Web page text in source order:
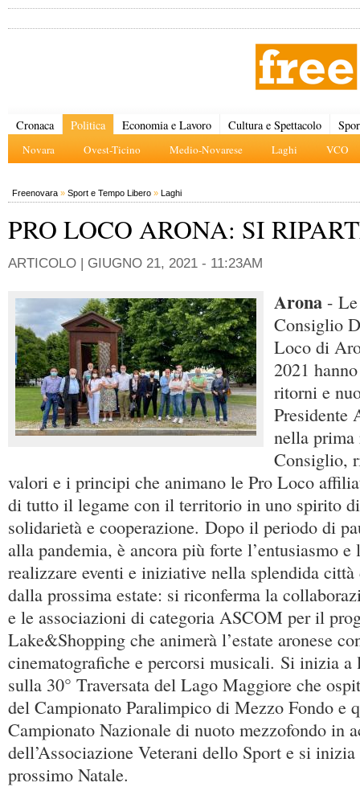
Cronaca Politica
Novara Ovest-Ticino Medio-Novarese Laghi VCO
Economia e Lavoro Cultura e Spettacolo
Freenovara » Sport e Tempo Libero » Laghi
PRO LOCO ARONA: SI
ARTICOLO | GIUGNO 21, 2021 - 11:23AM
Arona -
Consiglio
Loco di
2021
ritorni e
Presidente
nella
Consiglio,
valori e i principi che animano le Pro Loco
di tutto il legame con il territorio in uno spirito
solidarietà e cooperazione. Dopo il periodo di
alla pandemia, è ancora più forte l’entusiasmo
realizzare eventi e iniziative nella splendida
dalla prossima estate: si riconferma la
e le associazioni di categoria ASCOM per il
Lake&Shopping che animerà l’estate aronese
cinematografiche e percorsi musicali. Si inizia a
sulla 30° Traversata del Lago Maggiore che
del Campionato Paralimpico di Mezzo Fondo e
Campionato Nazionale di nuoto mezzofondo in
dell’Associazione Veterani dello Sport e si inizia
prossimo Natale.